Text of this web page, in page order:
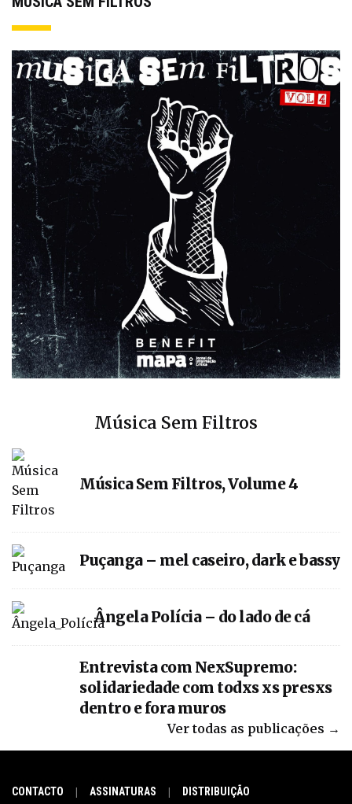
Música Sem Filtros
Música Sem Filtros, Volume 4
Puçanga – mel caseiro, dark e bassy
Ângela Polícia – do lado de cá
Entrevista com NexSupremo:
solidariedade com todxs xs presxs
dentro e fora muros
Ver todas as publicações →
CONTACTO | ASSINATURAS | DISTRIBUIÇÃO